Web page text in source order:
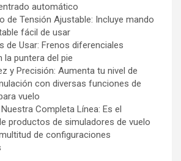
automático
de Tensión Ajustable: Incluye mando
fácil de usar
de Usar: Frenos diferenciales
puntera del pie
y Precisión: Aumenta tu nivel de
con diversas funciones de
vuelo
Completa Línea: Es el
productos de simuladores de vuelo
de configuraciones